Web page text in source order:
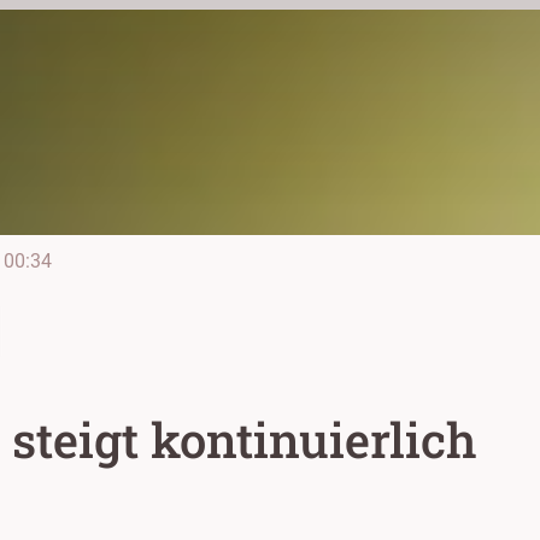
00:34
steigt kontinuierlich